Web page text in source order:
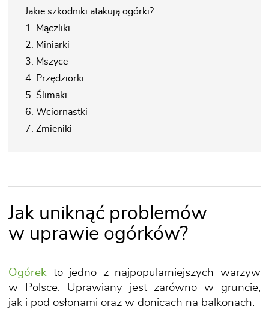
Jakie szkodniki atakują ogórki?
1. Mączliki
2. Miniarki
3. Mszyce
4. Przędziorki
5. Ślimaki
6. Wciornastki
7. Zmieniki
Jak uniknąć problemów
w uprawie ogórków?
Ogórek to jedno z najpopularniejszych warzyw
w Polsce. Uprawiany jest zarówno w gruncie,
jak i pod osłonami oraz w donicach na balkonach.